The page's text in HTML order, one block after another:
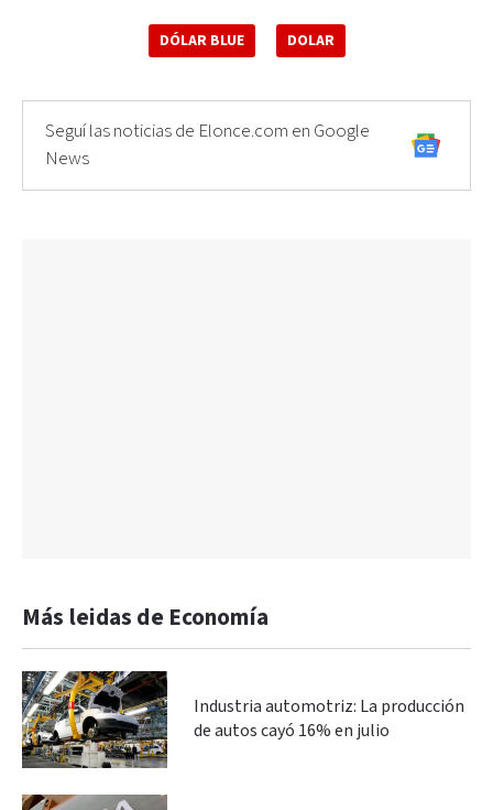
DÓLAR BLUE DOLAR
Seguí las noticias de Elonce.com en Google
News
Más leidas de Economía
Industria automotriz: La producción
de autos cayó 16% en julio